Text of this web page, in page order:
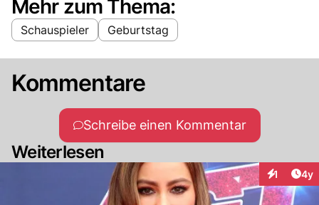
Mehr zum Thema:
Schauspieler Geburtstag
Kommentare
Schreibe einen Kommentar
Weiterlesen
1 4y